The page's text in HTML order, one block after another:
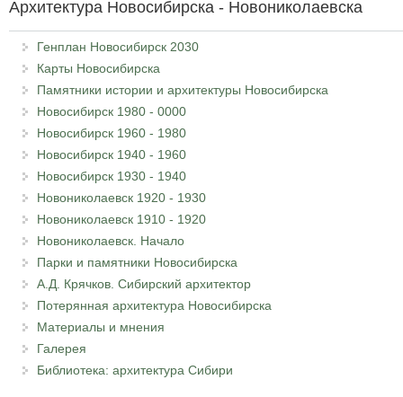
Архитектура Новосибирска - Новониколаевска
Генплан Новосибирск 2030
Карты Новосибирска
Памятники истории и архитектуры Новосибирска
Новосибирск 1980 - 0000
Новосибирск 1960 - 1980
Новосибирск 1940 - 1960
Новосибирск 1930 - 1940
Новониколаевск 1920 - 1930
Новониколаевск 1910 - 1920
Новониколаевск. Начало
Парки и памятники Новосибирска
А.Д. Крячков. Сибирский архитектор
Потерянная архитектура Новосибирска
Материалы и мнения
Галерея
Библиотека: архитектура Сибири